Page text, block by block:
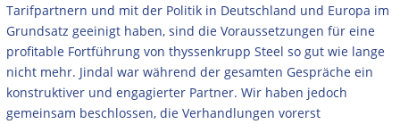
Tarifpartnern und mit der Politik in Deutschland und Europa im
Grundsatz geeinigt haben, sind die Voraussetzungen für eine
profitable Fortführung von thyssenkrupp Steel so gut wie lange
nicht mehr. Jindal war während der gesamten Gespräche ein
konstruktiver und engagierter Partner. Wir haben jedoch
gemeinsam beschlossen, die Verhandlungen vorerst